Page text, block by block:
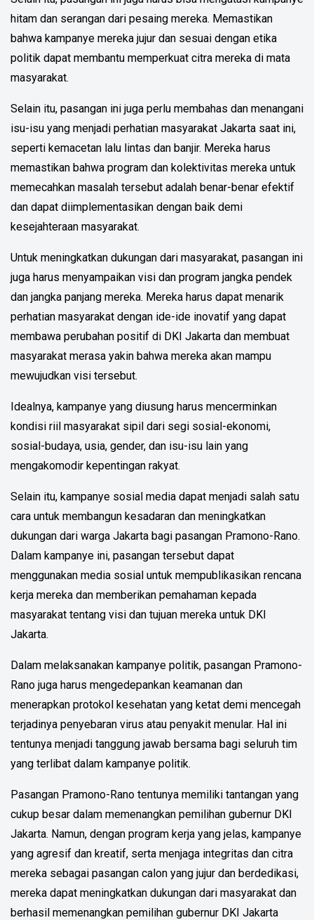
hitam dan serangan dari pesaing mereka. Memastikan
bahwa kampanye mereka jujur dan sesuai dengan etika
politik dapat membantu memperkuat citra mereka di mata
masyarakat.
Selain itu, pasangan ini juga perlu membahas dan menangani
isu-isu yang menjadi perhatian masyarakat Jakarta saat ini,
seperti kemacetan lalu lintas dan banjir. Mereka harus
memastikan bahwa program dan kolektivitas mereka untuk
memecahkan masalah tersebut adalah benar-benar efektif
dan dapat diimplementasikan dengan baik demi
kesejahteraan masyarakat.
Untuk meningkatkan dukungan dari masyarakat, pasangan ini
juga harus menyampaikan visi dan program jangka pendek
dan jangka panjang mereka. Mereka harus dapat menarik
perhatian masyarakat dengan ide-ide inovatif yang dapat
membawa perubahan positif di DKI Jakarta dan membuat
masyarakat merasa yakin bahwa mereka akan mampu
mewujudkan visi tersebut.
Idealnya, kampanye yang diusung harus mencerminkan
kondisi riil masyarakat sipil dari segi sosial-ekonomi,
sosial-budaya, usia, gender, dan isu-isu lain yang
mengakomodir kepentingan rakyat.
Selain itu, kampanye sosial media dapat menjadi salah satu
cara untuk membangun kesadaran dan meningkatkan
dukungan dari warga Jakarta bagi pasangan Pramono-Rano.
Dalam kampanye ini, pasangan tersebut dapat
menggunakan media sosial untuk mempublikasikan rencana
kerja mereka dan memberikan pemahaman kepada
masyarakat tentang visi dan tujuan mereka untuk DKI
Jakarta.
Dalam melaksanakan kampanye politik, pasangan Pramono-
Rano juga harus mengedepankan keamanan dan
menerapkan protokol kesehatan yang ketat demi mencegah
terjadinya penyebaran virus atau penyakit menular. Hal ini
tentunya menjadi tanggung jawab bersama bagi seluruh tim
yang terlibat dalam kampanye politik.
Pasangan Pramono-Rano tentunya memiliki tantangan yang
cukup besar dalam memenangkan pemilihan gubernur DKI
Jakarta. Namun, dengan program kerja yang jelas, kampanye
yang agresif dan kreatif, serta menjaga integritas dan citra
mereka sebagai pasangan calon yang jujur dan berdedikasi,
mereka dapat meningkatkan dukungan dari masyarakat dan
berhasil memenangkan pemilihan gubernur DKI Jakarta